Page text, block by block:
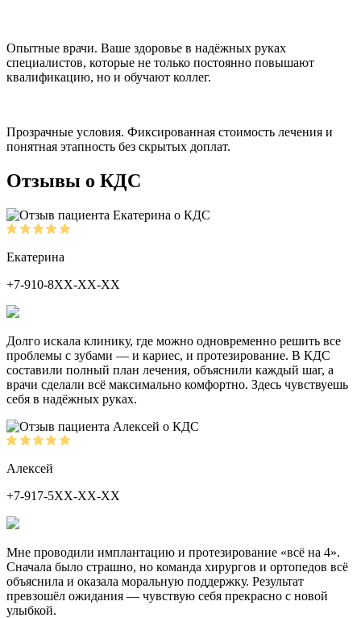
Опытные врачи. Ваше здоровье в надёжных руках
специалистов, которые не только постоянно повышают
квалификацию, но и обучают коллег.
Прозрачные условия. Фиксированная стоимость лечения и
понятная этапность без скрытых доплат.
Отзывы о КДС
Екатерина
+7-910-8ХХ-ХХ-ХХ
Долго искала клинику, где можно одновременно решить все
проблемы с зубами — и кариес, и протезирование. В КДС
составили полный план лечения, объяснили каждый шаг, а
врачи сделали всё максимально комфортно. Здесь чувствуешь
себя в надёжных руках.
Алексей
+7-917-5ХХ-ХХ-ХХ
Мне проводили имплантацию и протезирование «всё на 4».
Сначала было страшно, но команда хирургов и ортопедов всё
объяснила и оказала моральную поддержку. Результат
превзошёл ожидания — чувствую себя прекрасно с новой
улыбкой.